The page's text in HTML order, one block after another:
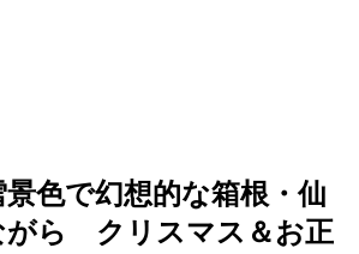
色で幻想的な箱根・仙
がら クリスマス＆お正